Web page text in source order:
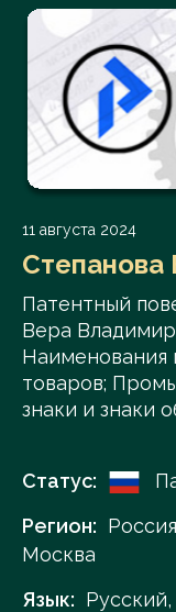
11 августа 2024
Степанова
Патентный
Вера
Наименования
товаров;
знаки и знаки
Статус:
Регион: Россия
Москва
Язык: